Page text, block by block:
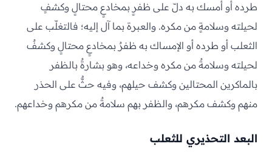
طرده أو أمسك به دلّ على ظفرٍ بمخادعٍ محتالٍ وكشفٍ
لحيلته وسلامةٍ من مكره. والعبرة بما آل إليه؛ فالتغلّب على
الثعلب أو طرده أو الإمساك به ظفرٌ بمخادعٍ محتالٍ وكشفٌ
لحيلته وسلامةٌ من مكره وخداعه، وهو بشارةٌ بالظفر
بالماكرين المحتالين وكشف حيلهم، وفيه حثٌّ على الحذر
منهم وكشف مكرهم، والظفر بهم سلامةٌ من مكرهم وخداعهم.
البعد التحذيري للثعلب